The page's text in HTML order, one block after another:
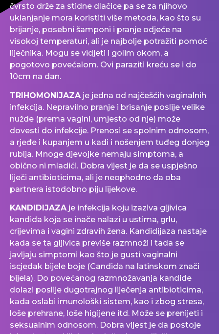
čvrsto drže za stidne dlačice pa se za njihovo
uklanjanje mora koristiti više metoda, kao što su
brijanje, posebni šamponi i pranje odjeće na
visokoj temperaturi, ali je najbolje potražiti pomoć
liječnika. Mogu se vidjeti i golim okom, a
pogotovo povećalom. Ovi paraziti kreću se i do
10cm na dan.
TRIHOMONIJAZA je jedna od najčešćih vaginalnih
infekcija. Nepravilno pranje i brisanje poslije velike
nužde (prema vagini, umjesto od nje) može
dovesti do infekcije. Prenosi se spolnim odnosom,
a rjeđe i kupanjem u kadi i nošenjem tuđeg donjeg
rublja. Mnoge djevojke nemaju simptoma, a
obično ni mladići. Dobra vijest je da se uspješno
liječi antibioticima, ali je neophodno da oba
partnera istodobno piju lijekove.
KANDIDIJAZAje infekcija koju izaziva gljivica
kandida koja se inače nalazi u ustima, grlu,
crijevima i vagini zdravih žena. Kandidijaza nastaje
kada se ta gljivica previše razmnoži i tada se
javljaju simptomi kao što je gusti vaginalni
iscjedak bijele boje (Candida na latinskom znači
bijela). Do povećanog razmnožavanja kandide
dolazi poslije dugotrajnog liječenja antibioticima,
kada oslabi imunološki sistem, kao i zbog stresa,
loše prehrane, loše higijene itd. Može se prenijeti i
seksualnim odnosom. Dobra vijest je da postoje